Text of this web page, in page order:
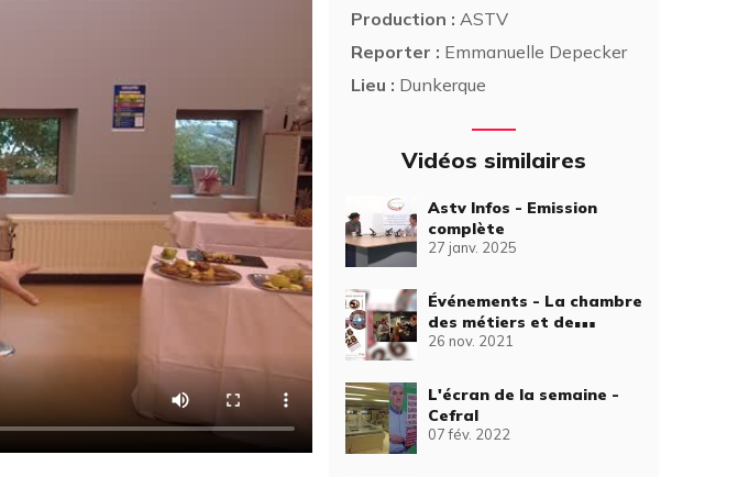
Production : ASTV
Reporter : Emmanuelle Depecker
Lieu : Dunkerque
Vidéos similaires
Astv Infos - Emission
complète
27 janv. 2025
Événements - La chambre
des métiers et de
l'artisanat de Dunkerque
26 nov. 2021
L'écran de la semaine -
Cefral
07 fév. 2022